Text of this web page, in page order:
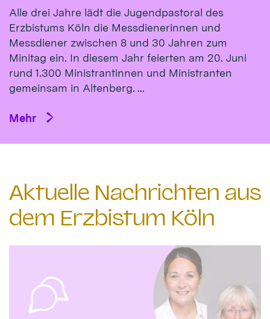
Alle drei Jahre lädt die Jugendpastoral des
Erzbistums Köln die Messdienerinnen und
Messdiener zwischen 8 und 30 Jahren zum
Minitag ein. In diesem Jahr feierten am 20. Juni
rund 1.300 Ministrantinnen und Ministranten
gemeinsam in Altenberg. ...
Mehr
Aktuelle Nachrichten aus
dem Erzbistum Köln